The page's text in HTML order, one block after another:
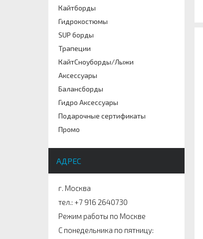
Кайтборды
Гидрокостюмы
SUP борды
Трапеции
КайтСноуборды/Лыжи
Аксессуары
Балансборды
Гидро Аксессуары
Подарочные сертификаты
Промо
АДРЕС
г. Москва
тел.: +7 916 2640730
Режим работы по Москве
С понедельника по пятницу: